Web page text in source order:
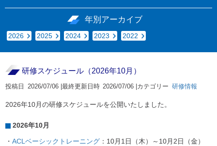
年別アーカイブ
2026 2025 2024 2023 2022
研修スケジュール（2026年10月）
投稿日 2026/07/06 | 最終更新日時 2026/07/06 | カテゴリー 研修情報
2026年10月の研修スケジュールを公開いたしました。
2026年10月
・ACLベーシックトレーニング ：10月1日（木）～10月2日（金）